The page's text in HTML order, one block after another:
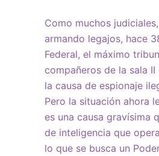
Como muchos
armando legajos, hace
Federal, el máximo
compañeros de la sala
la causa de espionaje
Pero la situación ahora
es una causa gravísima
de inteligencia que
lo que se busca un